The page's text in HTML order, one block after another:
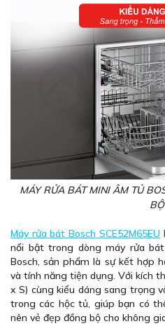
MÁY RỬA BÁT MINI ÂM TỦ
BỘ
Máy rửa bát Bosch SCE52M65EU
nổi bật trong dòng máy rửa
Bosch, sản phẩm là sự kết hợp
và tính năng tiện dụng. Với kích
x S) cùng kiểu dáng sang trọng
trong các hộc tủ, giúp bạn có
nên vẻ đẹp đồng bộ cho không